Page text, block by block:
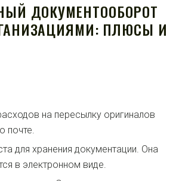
ДОКУМЕНТООБОРОТ
ПЛЮСЫ И
на пересылку оригиналов
почте.
для хранения документации. Она
в электронном виде.